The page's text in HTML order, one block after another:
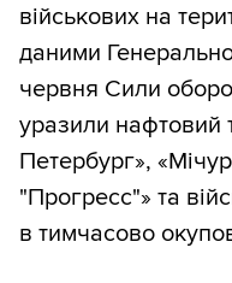
військових на
даними
червня Сили
уразили нафтовий
Петербург»,
"Прогресс"» та
в тимчасово